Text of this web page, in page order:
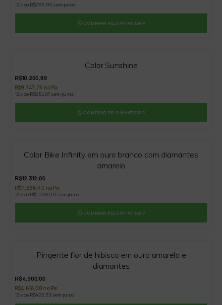
12 x de R$768,00 sem juros
COMPRAR PELO WHATSAPP
Colar Sunshine
R$10.260,80
R$9.747,76 no Pix
12 x de R$855,07 sem juros
COMPRAR PELO WHATSAPP
Colar Bike Infinity em ouro branco com diamantes
amarelo
R$12.312,00
R$11.696,40 no Pix
12 x de R$1.026,00 sem juros
COMPRAR PELO WHATSAPP
Pingente flor de hibisco em ouro amarelo e
diamantes
R$4.900,00
R$4.655,00 no Pix
12 x de R$408,33 sem juros